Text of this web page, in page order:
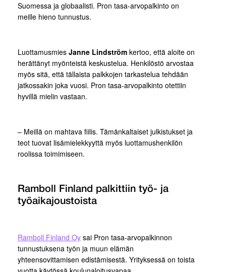
Suomessa ja globaalisti. Pron tasa-arvopalkinto on
meille hieno tunnustus.
Luottamusmies Janne Lindström kertoo, että aloite on
herättänyt myönteistä keskustelua. Henkilöstö arvostaa
myös sitä, että tällaista palkkojen tarkastelua tehdään
jatkossakin joka vuosi. Pron tasa-arvopalkinto otettiin
hyvillä mielin vastaan.
– Meillä on mahtava fiilis. Tämänkaltaiset julkistukset ja
teot tuovat lisämielekkyyttä myös luottamushenkilön
roolissa toimimiseen.
Ramboll Finland palkittiin työ- ja
työaikajoustoista
Ramboll Finland Oy sai Pron tasa-arvopalkinnon
tunnustuksena työn ja muun elämän
yhteensovittamisen edistämisestä. Yrityksessä on toista